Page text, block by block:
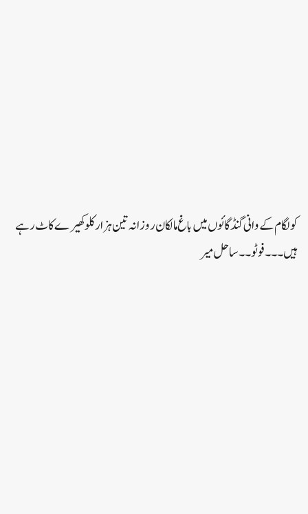
کولگام کے وانی گنڈ گائوں میں باغ مالکان روزانہ تین ہزار کلو کھیرے کاٹ رہے
ہیں۔۔۔ فوٹو ۔۔ساحل میر